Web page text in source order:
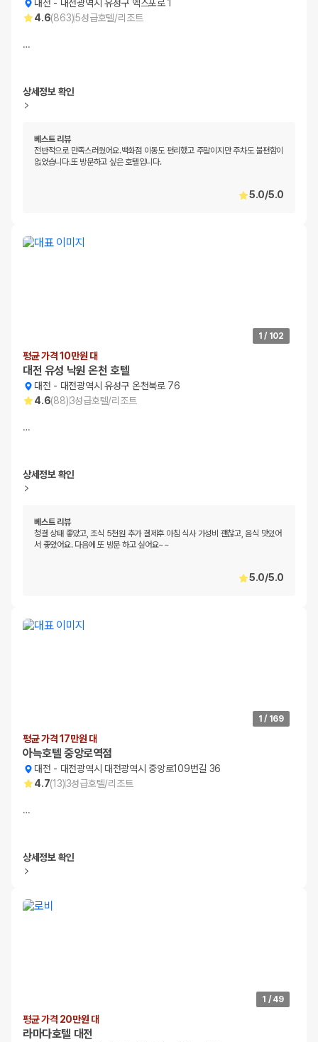
대전 - 대전광역시 유성구 엑스포로 1
4.6(863)5성급호텔/리조트
…
상세정보 확인
베스트 리뷰
전반적으로 만족스러웠어요.백화점 이동도 편리했고 주말이지만 주차도 불편함이
없었습니다.또 방문하고 싶은 호텔입니다.
5.0/5.0
1 / 102
평균 가격 10만원 대
대전 유성 낙원 온천 호텔
대전 - 대전광역시 유성구 온천북로 76
4.6(88)3성급호텔/리조트
…
상세정보 확인
베스트 리뷰
청결 상태 좋았고, 조식 5천원 추가 결제후 아침 식사 가성비 괜찮고, 음식 맛있어
서 좋았어요. 다음에 또 방문 하고 싶어요~~
5.0/5.0
1 / 169
평균 가격 17만원 대
아늑호텔 중앙로역점
대전 - 대전광역시 대전광역시 중앙로109번길 36
4.7(13)3성급호텔/리조트
…
상세정보 확인
1 / 49
평균 가격 20만원 대
라마다호텔 대전